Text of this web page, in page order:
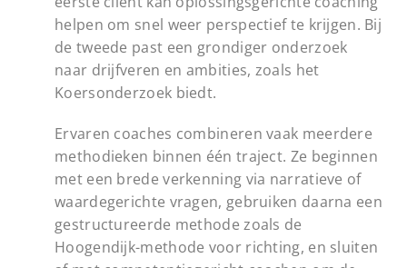
helpen om snel weer perspectief te krijgen. Bij
de tweede past een grondiger onderzoek
naar drijfveren en ambities, zoals het
Koersonderzoek biedt.
Ervaren coaches combineren vaak meerdere
methodieken binnen één traject. Ze beginnen
met een brede verkenning via narratieve of
waardegerichte vragen, gebruiken daarna een
gestructureerde methode zoals de
Hoogendijk-methode voor richting, en sluiten